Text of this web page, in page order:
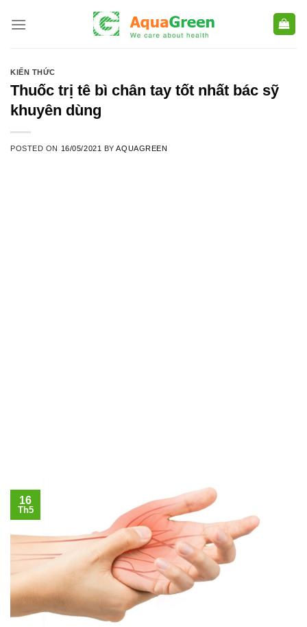
KIẾN THỨC
Thuốc trị tê bì chân tay tốt nhất bác sỹ
khuyên dùng
POSTED ON 16/05/2021 BYAQUAGREEN
16
Th5